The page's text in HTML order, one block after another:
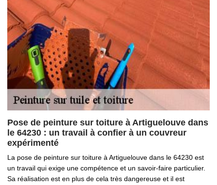
Pose de peinture sur toiture à Artiguelouve dans
le 64230 : un travail à confier à un couvreur
expérimenté
La pose de peinture sur toiture à Artiguelouve dans le 64230 est
un travail qui exige une compétence et un savoir-faire particulier.
Sa réalisation est en plus de cela très dangereuse et il est